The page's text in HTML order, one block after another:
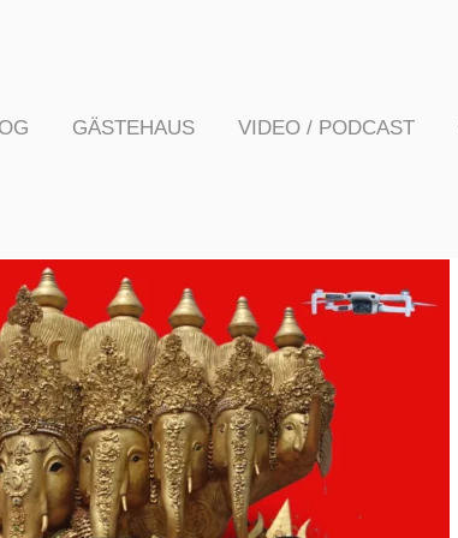
GÄSTEHAUS VIDEO / PODCAST